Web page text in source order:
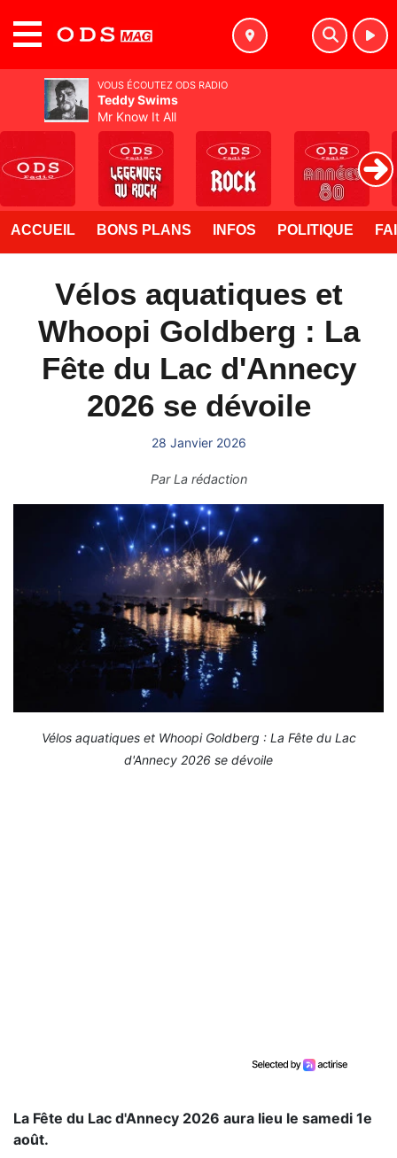
ACCUEIL BONS PLANS INFOS POLITIQUE
Vélos aquatiques et
Whoopi Goldberg : La
Fête du Lac d'Annecy
2026 se dévoile
28 Janvier 2026
ParLa rédaction
Vélos aquatiques et Whoopi Goldberg : La Fête du Lac
d'Annecy 2026 se dévoile
La Fête du Lac d'Annecy 2026 aura lieu le samedi 1e
août.
VOUS ÉCOUTEZ ODS RADIO
Teddy Swims
Mr Know It All